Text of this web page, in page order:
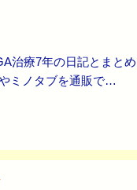
治療7年の日記とまと
ミノタブを通販で…